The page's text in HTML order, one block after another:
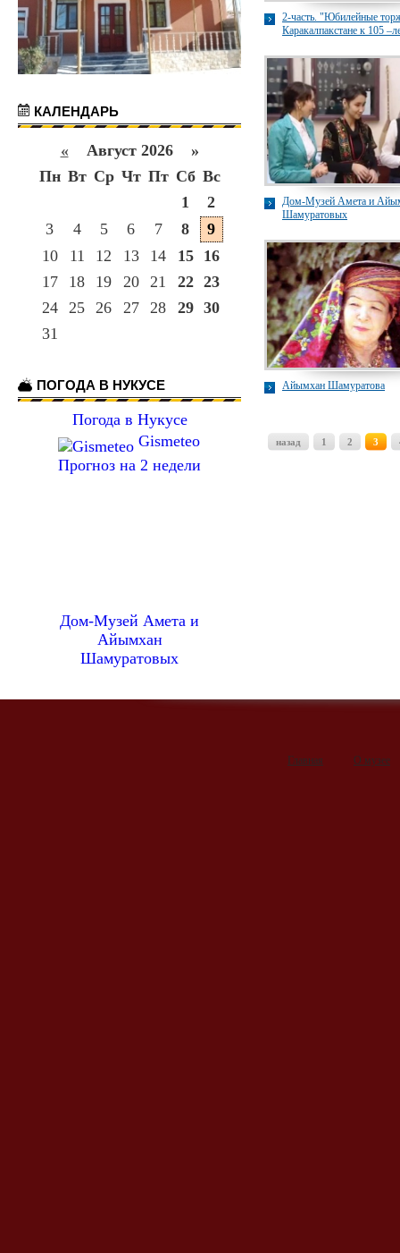
КАЛЕНДАРЬ
« Август 2026 »
Пн Вт Ср Чт Пт Сб Вс
1
2
3
4 5 6 7 8
9
10
11 12 13 14 15
16
17
18 19 20 21 22 23
24
25 26 27 28 29 30
31
ПОГОДА В НУКУСЕ
Погода в Нукусе
Gismeteo
Прогноз на 2 недели
Дом-Музей Амета и
Айымхан
Шамуратовых
2-часть. "Юбилейные
Каракалпакстане к 105
Шамуратовой
Дом-Музей Амета и
Шамуратовых
Айымхан Шамуратова
назад 1 2 3
Главная О музее